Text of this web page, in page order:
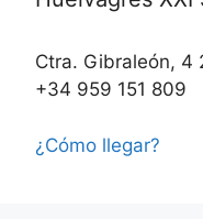
Ctra. Gibraleón, 4
+34 959 151 809
¿Cómo llegar?